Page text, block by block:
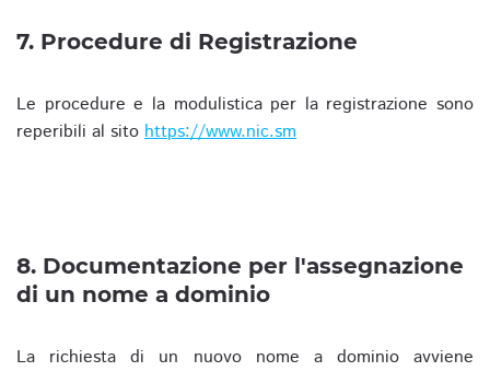
7. Procedure di Registrazione
Le procedure e la modulistica per la registrazione sono
reperibili al sito https://www.nic.sm
8. Documentazione per l'assegnazione
di un nome a dominio
La richiesta di un nuovo nome a dominio avviene